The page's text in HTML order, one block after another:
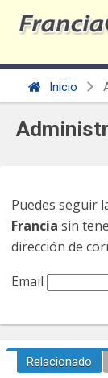
Inicio
Puedes seguir
Francia sin
dirección de
Email
Relacionado